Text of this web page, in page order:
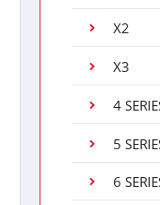
X2
X3
4
5
6